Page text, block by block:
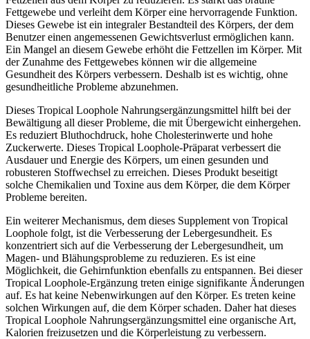
Fettgewebe und verleiht dem Körper eine hervorragende Funktion.
Dieses Gewebe ist ein integraler Bestandteil des Körpers, der dem
Benutzer einen angemessenen Gewichtsverlust ermöglichen kann.
Ein Mangel an diesem Gewebe erhöht die Fettzellen im Körper. Mit
der Zunahme des Fettgewebes können wir die allgemeine
Gesundheit des Körpers verbessern. Deshalb ist es wichtig, ohne
gesundheitliche Probleme abzunehmen.
Dieses Tropical Loophole Nahrungsergänzungsmittel hilft bei der
Bewältigung all dieser Probleme, die mit Übergewicht einhergehen.
Es reduziert Bluthochdruck, hohe Cholesterinwerte und hohe
Zuckerwerte. Dieses Tropical Loophole-Präparat verbessert die
Ausdauer und Energie des Körpers, um einen gesunden und
robusteren Stoffwechsel zu erreichen. Dieses Produkt beseitigt
solche Chemikalien und Toxine aus dem Körper, die dem Körper
Probleme bereiten.
Ein weiterer Mechanismus, dem dieses Supplement von Tropical
Loophole folgt, ist die Verbesserung der Lebergesundheit. Es
konzentriert sich auf die Verbesserung der Lebergesundheit, um
Magen- und Blähungsprobleme zu reduzieren. Es ist eine
Möglichkeit, die Gehirnfunktion ebenfalls zu entspannen. Bei dieser
Tropical Loophole-Ergänzung treten einige signifikante Änderungen
auf. Es hat keine Nebenwirkungen auf den Körper. Es treten keine
solchen Wirkungen auf, die dem Körper schaden. Daher hat dieses
Tropical Loophole Nahrungsergänzungsmittel eine organische Art,
Kalorien freizusetzen und die Körperleistung zu verbessern.